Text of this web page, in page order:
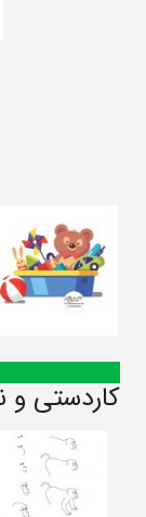
کاردستی و